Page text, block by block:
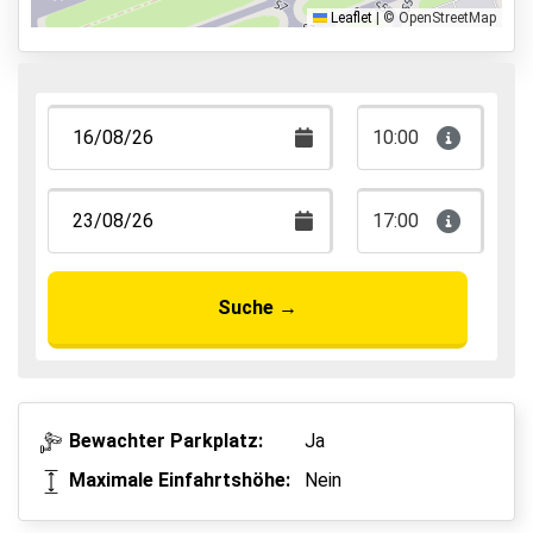
Leaflet © OpenStreetMap
10:00
17:00
Suche →
Bewachter Parkplatz:
Ja
Maximale Einfahrtshöhe:
Nein